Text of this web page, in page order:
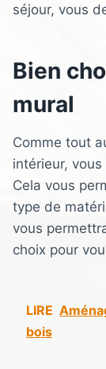
séjour, vous
Bien
mural
Comme tout
intérieur,
Cela vous
type de
vous
choix pour
LIRE
bois